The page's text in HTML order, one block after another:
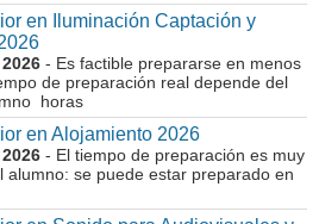
en Iluminación Captación y
- Es factible prepararse en menos
de preparación real depende del
horas
en Alojamiento 2026
- El tiempo de preparación es muy
alumno: se puede estar preparado en